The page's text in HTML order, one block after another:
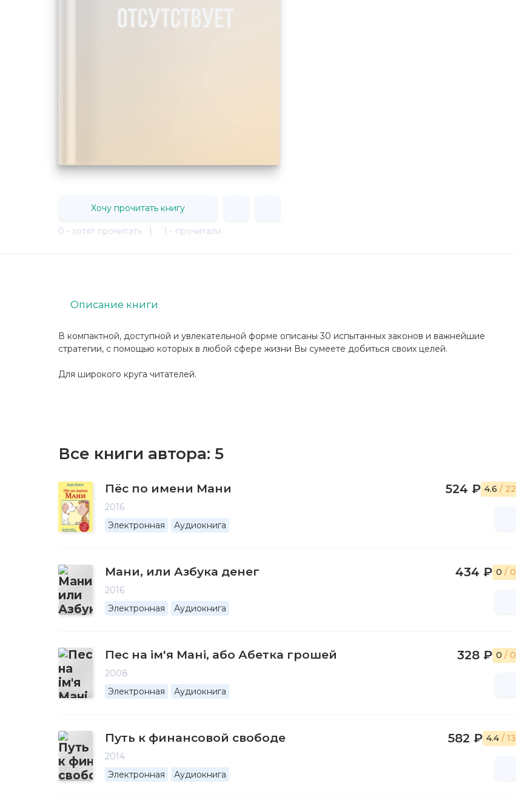
Хочу прочитать книгу
0 - хотят прочитать | 1 - прочитали
В компактной, доступной и увлекательной форме описаны 30 испытанных законов и важнейшие
стратегии, с помощью которых в любой сфере жизни Вы сумеете добиться своих целей.
Для широкого круга читателей.
Описание книги
Все книги автора: 5
Пёс по имени Мани
2016
Электронная
Аудиокнига
524 ₽ 4.6 / 22
Мани, или Азбука денег
2016
Электронная
Аудиокнига
434 ₽ 0 / 0
Пес на ім'я Мані, або Абетка грошей
2008
Электронная
Аудиокнига
328 ₽ 0 / 0
Путь к финансовой свободе
2014
Электронная
Аудиокнига
582 ₽ 4.4 / 13